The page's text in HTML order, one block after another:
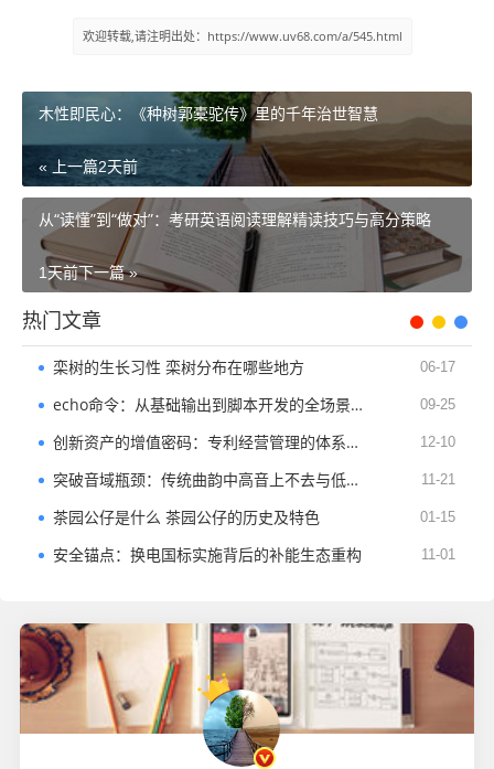
欢迎转载,请注明出处：https://www.uv68.com/a/545.html
木性即民心：《种树郭橐驼传》里的千年治世智慧
« 上一篇2天前
从“读懂”到“做对”：考研英语阅读理解精读技巧与高分策略
下一篇 »
1天前
热门文章
栾树的生长习性 栾树分布在哪些地方 06-17
echo命令：从基础输出到脚本开发的全场景指南 09-25
创新资产的增值密码：专利经营管理的体系搭建与价值变现 12-10
突破音域瓶颈：传统曲韵中高音上不去与低音下不来的解决指南 11-21
茶园公仔是什么 茶园公仔的历史及特色 01-15
安全锚点：换电国标实施背后的补能生态重构 11-01